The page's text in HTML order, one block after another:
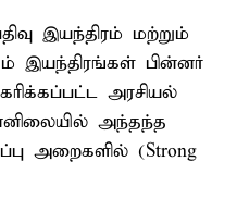
இயந்திரம் மற்றும்
இயந்திரங்கள் பின்னர்
அரசியல்
அந்தந்த
அறைகளில் (Strong